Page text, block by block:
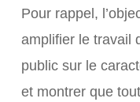
Pour rappel,
amplifier le travail
public sur le
et montrer que